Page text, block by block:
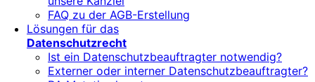
FAQ zu der AGB-Erstellung
Lösungen für das
Datenschutzrecht
Ist ein Datenschutzbeauftragter notwendig?
Externer oder interner Datenschutzbeauftragter?